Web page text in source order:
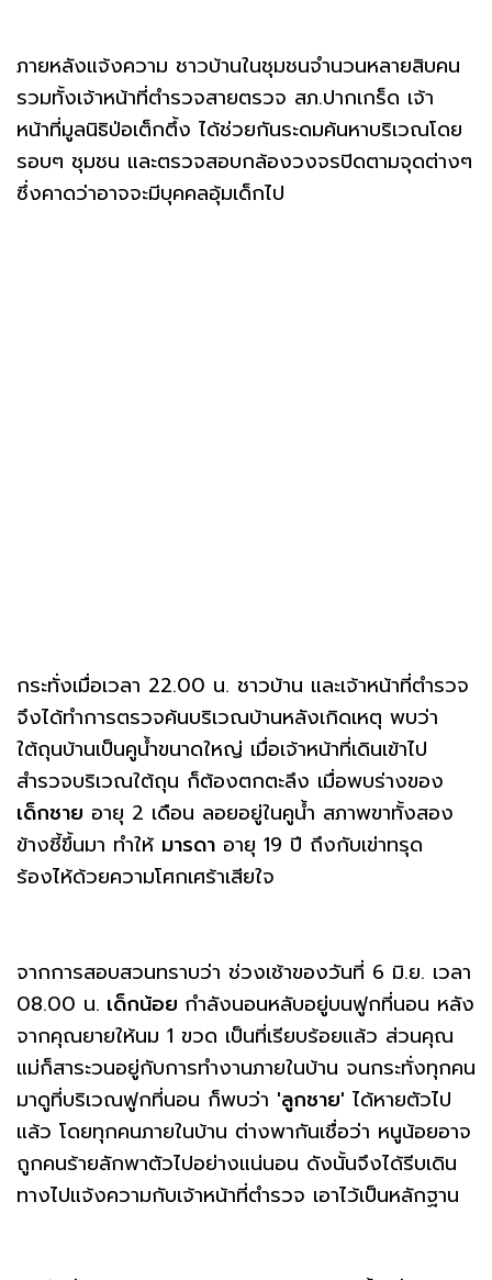
ภายหลังแจ้งความ ชาวบ้านในชุมชนจำนวนหลายสิบคน
รวมทั้งเจ้าหน้าที่ตำรวจสายตรวจ สภ.ปากเกร็ด เจ้า
หน้าที่มูลนิธิป่อเต็กตึ้ง ได้ช่วยกันระดมค้นหาบริเวณโดย
รอบๆ ชุมชน และตรวจสอบกล้องวงจรปิดตามจุดต่างๆ
ซึ่งคาดว่าอาจจะมีบุคคลอุ้มเด็กไป
กระทั่งเมื่อเวลา 22.00 น. ชาวบ้าน และเจ้าหน้าที่ตำรวจ
จึงได้ทำการตรวจค้นบริเวณบ้านหลังเกิดเหตุ พบว่า
ใต้ถุนบ้านเป็นคูน้ำขนาดใหญ่ เมื่อเจ้าหน้าที่เดินเข้าไป
สำรวจบริเวณใต้ถุน ก็ต้องตกตะลึง เมื่อพบร่างของ
เด็กชาย อายุ 2 เดือน ลอยอยู่ในคูน้ำ สภาพขาทั้งสอง
ข้างชี้ขึ้นมา ทำให้ มารดา อายุ 19 ปี ถึงกับเข่าทรุด
ร้องไห้ด้วยความโศกเศร้าเสียใจ
จากการสอบสวนทราบว่า ช่วงเช้าของวันที่ 6 มิ.ย. เวลา
08.00 น. เด็กน้อย กำลังนอนหลับอยู่บนฟูกที่นอน หลัง
จากคุณยายให้นม 1 ขวด เป็นที่เรียบร้อยแล้ว ส่วนคุณ
แม่ก็สาระวนอยู่กับการทำงานภายในบ้าน จนกระทั่งทุกคน
มาดูที่บริเวณฟูกที่นอน ก็พบว่า 'ลูกชาย' ได้หายตัวไป
แล้ว โดยทุกคนภายในบ้าน ต่างพากันเชื่อว่า หนูน้อยอาจ
ถูกคนร้ายลักพาตัวไปอย่างแน่นอน ดังนั้นจึงได้รีบเดิน
ทางไปแจ้งความกับเจ้าหน้าที่ตำรวจ เอาไว้เป็นหลักฐาน